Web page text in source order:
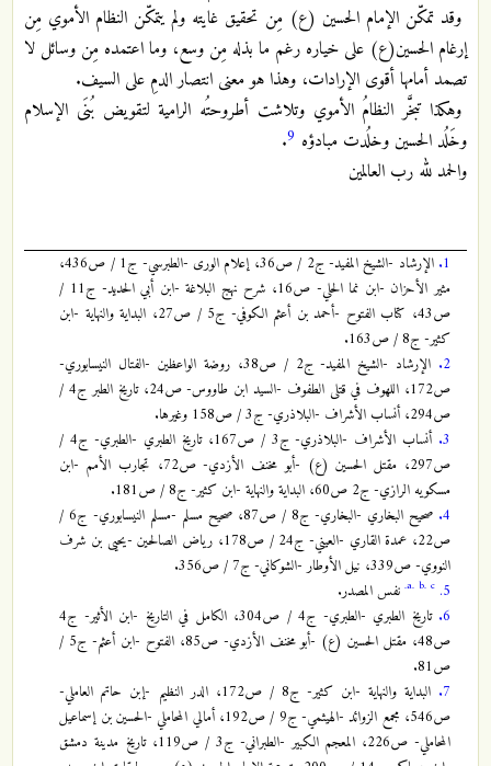
وقد تمكّن الإمام الحسين (ع) مِن تحقيق غايته ولم يتمكّن النظام الأموي مِن
إرغام الحسين(ع) على خياره رغم ما بذله مِن وسع، وما اعتمده مِن وسائل لا
تصمد أمامها أقوى الإرادات، وهذا هو معنى انتصار الدمِ على السيف.
وهكذا تبخَّر النظامُ الأموي وتلاشت أطروحتُه الرامية لتقويض بُنَى الإسلام
وخَلُد الحسين وخلُدت مبادؤه 9
.
والحمد لله رب العالمين
1.
الإرشاد -الشيخ المفيد- ج2 / ص36، إعلام الورى -الطبرسي- ج1 / ص436،
مثير الأحزان -ابن نما الحلي- ص16، شرح نهج البلاغة -ابن أبي الحديد- ج11 /
ص43، كتاب الفتوح -أحمد بن أعثم الكوفي- ج5 / ص27، البداية والنهاية -ابن
كثير- ج8 / ص163.
2.
الإرشاد -الشيخ المفيد- ج2 / ص38، روضة الواعظين -الفتال النيسابوري-
ص172، اللهوف في قتلى الطفوف -السيد ابن طاووس- ص24، تاريخ الطبر ج4 /
ص294، أنساب الأشراف -البلاذري- ج3 / ص158 وغيرها.
3.
أنساب الأشراف -البلاذري- ج3 / ص167، تاريخ الطبري -الطبري- ج4 /
ص297، مقتل الحسين (ع) -أبو مخنف الأزدي- ص72، تجارب الأمم -ابن
مسكويه الرازي- ج2 ص60، البداية والنهاية -ابن كثير- ج8 / ص181.
4.
صحيح البخاري -البخاري- ج8 / ص87، صحيح مسلم -مسلم النيسابوري- ج6 /
ص22، عمدة القاري -العيني- ج24 / ص178، رياض الصالحين -يحيى بن شرف
النووي- ص339، نيل الأوطار -الشوكاني- ج7 / ص356.
5.
a. b. c.
نفس المصدر.
6.
تاريخ الطبري -الطبري- ج4 / ص304، الكامل في التاريخ -ابن الأثير- ج4
ص48، مقتل الحسين (ع) -أبو مخنف الأزدي- ص85، الفتوح -ابن أعثم- ج5 /
ص81.
7.
البداية والنهاية -ابن كثير- ج8 / ص172، الدر النظيم -إبن حاتم العاملي-
ص546، مجمع الزوائد -الهيثمي- ج9 / ص192، أمالي المحاملي -الحسين بن إسماعيل
المحاملي- ص226، المعجم الكبير -الطبراني- ج3 / ص119، تاريخ مدينة دمشق